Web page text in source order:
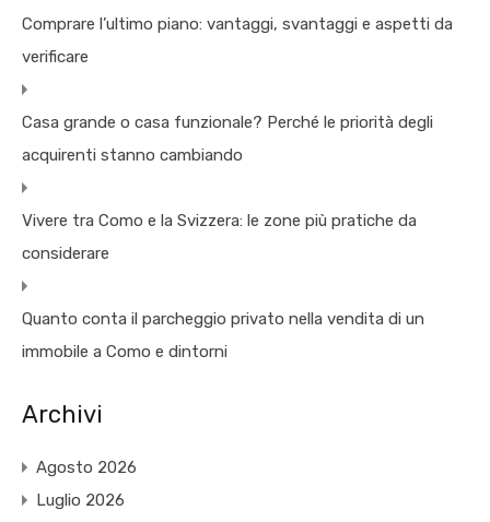
Comprare l’ultimo piano: vantaggi, svantaggi e aspetti da
verificare
Casa grande o casa funzionale? Perché le priorità degli
acquirenti stanno cambiando
Vivere tra Como e la Svizzera: le zone più pratiche da
considerare
Quanto conta il parcheggio privato nella vendita di un
immobile a Como e dintorni
Archivi
Agosto 2026
Luglio 2026